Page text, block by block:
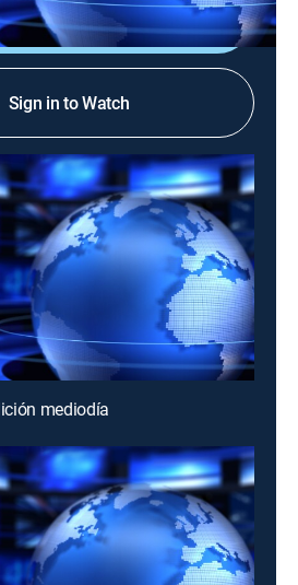
Shop DIRECTV
Sign in to Watch
mediodía